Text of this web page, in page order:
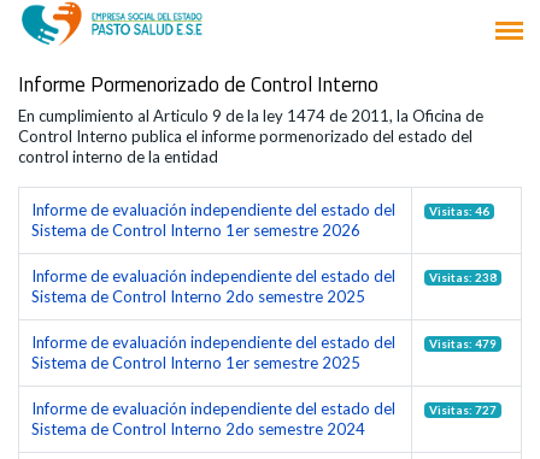
Informe Pormenorizado de Control Interno
En cumplimiento al Articulo 9 de la ley 1474 de 2011, la Oficina de
Control Interno publica el informe pormenorizado del estado del
control interno de la entidad
Informe de evaluación independiente del estado del
Sistema de Control Interno 1er semestre 2026
Visitas: 46
Informe de evaluación independiente del estado del
Sistema de Control Interno 2do semestre 2025
Visitas: 238
Informe de evaluación independiente del estado del
Sistema de Control Interno 1er semestre 2025
Visitas: 479
Informe de evaluación independiente del estado del
Sistema de Control Interno 2do semestre 2024
Visitas: 727